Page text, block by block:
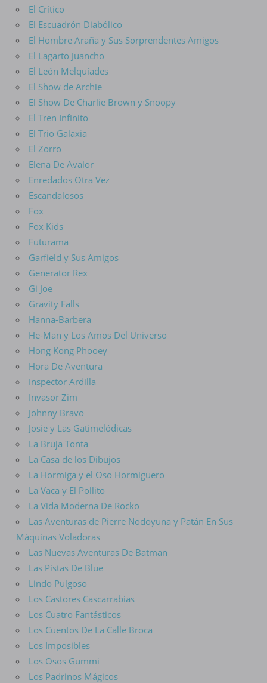
El Crítico
El Escuadrón Diabólico
El Hombre Araña y Sus Sorprendentes Amigos
El Lagarto Juancho
El León Melquíades
El Show de Archie
El Show De Charlie Brown y Snoopy
El Tren Infinito
El Trio Galaxia
El Zorro
Elena De Avalor
Enredados Otra Vez
Escandalosos
Fox
Fox Kids
Futurama
Garfield y Sus Amigos
Generator Rex
Gi Joe
Gravity Falls
Hanna-Barbera
He-Man y Los Amos Del Universo
Hong Kong Phooey
Hora De Aventura
Inspector Ardilla
Invasor Zim
Johnny Bravo
Josie y Las Gatimelódicas
La Bruja Tonta
La Casa de los Dibujos
La Hormiga y el Oso Hormiguero
La Vaca y El Pollito
La Vida Moderna De Rocko
Las Aventuras de Pierre Nodoyuna y Patán En Sus
Máquinas Voladoras
Las Nuevas Aventuras De Batman
Las Pistas De Blue
Lindo Pulgoso
Los Castores Cascarrabias
Los Cuatro Fantásticos
Los Cuentos De La Calle Broca
Los Imposibles
Los Osos Gummi
Los Padrinos Mágicos